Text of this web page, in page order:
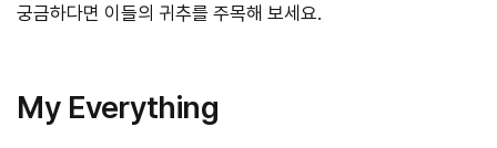
궁금하다면 이들의 귀추를 주목해 보세요.
My Everything